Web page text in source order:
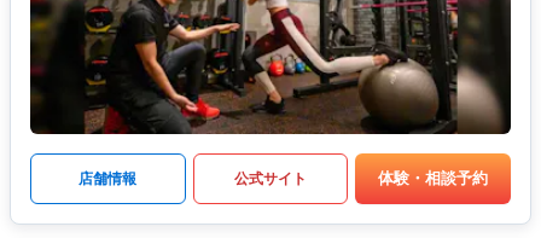
店舗情報 公式サイト 体験・相談予約